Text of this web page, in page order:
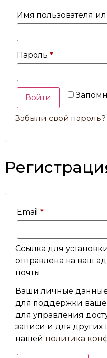
Имя пользователя
Пароль *
Войти
Забыли свой пароль?
Email *
Ссылка для
отправлена ​​на ваш
почты.
Ваши личные данные
для поддержки
для управления
записи и для других
нашей политика